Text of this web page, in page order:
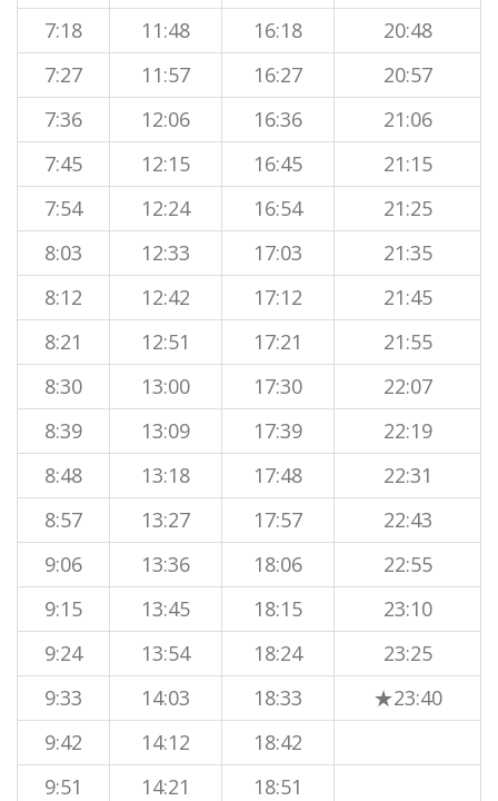
7:18
11:48 16:18
20:48
7:27
11:57 16:27
20:57
7:36
12:06 16:36
21:06
7:45
12:15 16:45
21:15
7:54
12:24 16:54
21:25
8:03
12:33 17:03
21:35
8:12
12:42 17:12
21:45
8:21
12:51 17:21
21:55
8:30
13:00 17:30
22:07
8:39
13:09 17:39
22:19
8:48
13:18 17:48
22:31
8:57
13:27 17:57
22:43
9:06
13:36 18:06
22:55
9:15
13:45 18:15
23:10
9:24
13:54 18:24
23:25
9:33
14:03 18:33
★23:40
9:42
14:12
18:42
9:51
14:21 18:51